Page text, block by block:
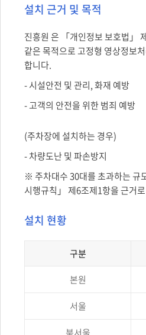
설치 근거 및 목적
진흥원 은 「개인정보 보호법」
같은 목적으로 고정형 영상정보
합니다.
- 시설안전 및 관리, 화재 예방
- 고객의 안전을 위한 범죄 예방
(주차장에 설치하는 경우)
- 차량도난 및 파손방지
※ 주차대수 30대를 초과하는 규
시행규칙」 제6조제1항을 근거
설치 현황
구분
본원
서울